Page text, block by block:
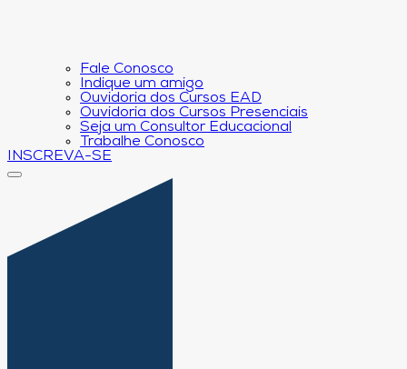
Fale Conosco
Indique um amigo
Ouvidoria dos Cursos EAD
Ouvidoria dos Cursos Presenciais
Seja um Consultor Educacional
Trabalhe Conosco
INSCREVA-SE